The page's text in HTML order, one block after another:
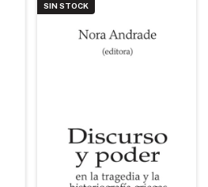
SIN STOCK